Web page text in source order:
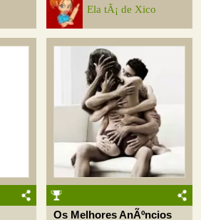
Ela tÃ¡ de Xico
Os Melhores AnÃºncios